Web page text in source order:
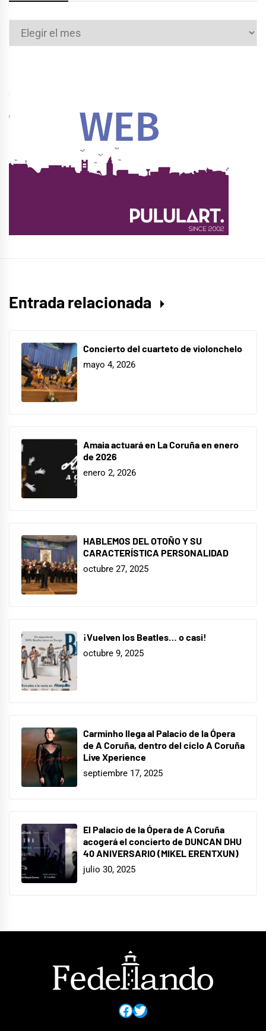
Archivos
Entrada relacionada
Concierto del cuarteto de violonchelo
mayo 4, 2026
Amaia actuará en La Coruña en enero
de 2026
enero 2, 2026
HABLEMOS DEL OTOÑO Y SU
CARACTERÍSTICA PERSONALIDAD
octubre 27, 2025
¡Vuelven los Beatles… o casi!
octubre 9, 2025
Carminho llega al Palacio de la Ópera
de A Coruña, dentro del ciclo A Coruña
Live Xperience
septiembre 17, 2025
El Palacio de la Ópera de A Coruña
acogerá el concierto de DUNCAN DHU
40 ANIVERSARIO (MIKEL ERENTXUN)
julio 30, 2025
Facebook
Twitter